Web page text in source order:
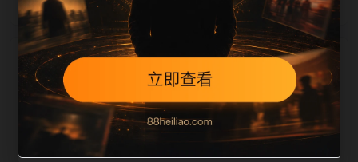
相关问题与推荐
顺着栏目继续浏览。同站连续更新时避免重复标题和重
复首段，优先补充不同关键词、不同栏目词和不同问题
角度。栏目页则保留清晰入口，方便后续专题自动归